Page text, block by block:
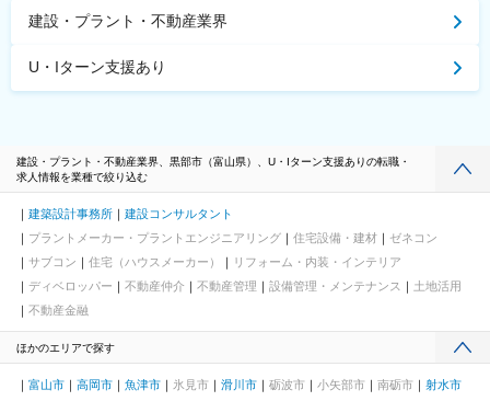
古屋駅、大曽根駅、西堀端駅、西川緑道公園駅、おもろまち駅、
駅前駅、三俣駅、白島駅(広島高速交通線)、栗林公園北口駅、片原
町駅(香川県)、唐橋前駅、近江神宮前駅、錦駅、神田駅(鹿児島
ライナー)、岩本町駅、京成関屋駅、田原町駅(東京都)、曳舟駅、
宝山寺駅、新王寺駅、末広町駅(富山県)、富山駅、西鯖江駅、ベル
１２条駅、松風町駅
建設・プラント・不動産業界
U・Iターン支援あり
建設・プラント・不動産業界、黒部市（富山県）、U・Iターン支援ありの転職・
求人情報を業種で絞り込む
建築設計事務所
建設コンサルタント
プラントメーカー・プラントエンジニアリング
住宅設備・建材
ゼネコン
サブコン
住宅（ハウスメーカー）
リフォーム・内装・インテリア
ディベロッパー
不動産仲介 不動産管理 設備管理・メンテナンス
土地活用
不動産金融
ほかのエリアで探す
富山市 高岡市 魚津市 氷見市 滑川市 砺波市 小矢部市 南砺市
射水市